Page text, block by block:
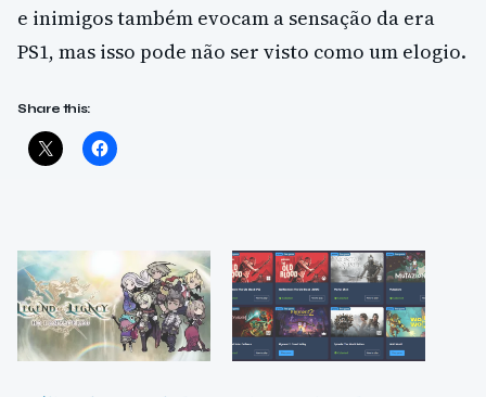
e inimigos também evocam a sensação da era
PS1, mas isso pode não ser visto como um elogio.
Share this: